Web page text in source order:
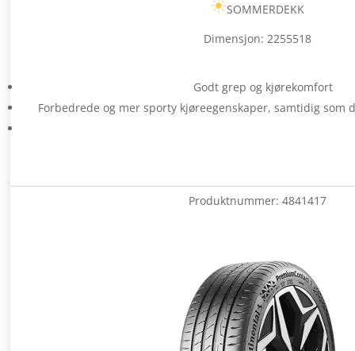
SOMMERDEKK
Dimensjon: 2255518
Godt grep og kjørekomfort
Forbedrede og mer sporty kjøreegenskaper, samtidig som
Produktnummer: 4841417